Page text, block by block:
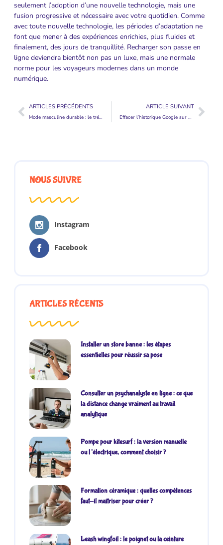
seulement l’adoption d’une nouvelle technologie, mais une
fusion progressive et nécessaire avec votre quotidien. Comme
avec toute nouvelle technologie, les périodes d’adaptation ne
font que mener à des expériences enrichies, plus fluides et
finalement, des jours de tranquillité. Recharger son passe en
ligne deviendra bientôt non pas un luxe, mais une normale
norme pour les voyageurs modernes dans un monde
numérique.
ARTICLES PRÉCÉDENTS
Mode masculine durable : le trésor caché des vêtements Kiabi de seconde main
ARTICLE SUIVANT
Effacer l’historique Google sur Android pour plus de discrétion au quotidien
NOUS SUIVRE
Instagram
Facebook
ARTICLES RÉCENTS
Installer un store banne : les étapes
essentielles pour réussir sa pose
Consulter un psychanalyste en ligne : ce que
la distance change vraiment au travail
analytique
Pompe pour kitesurf : la version manuelle
ou l’électrique, comment choisir ?
Formation céramique : quelles compétences
faut-il maîtriser pour créer ?
Leash wingfoil : le poignet ou la ceinture